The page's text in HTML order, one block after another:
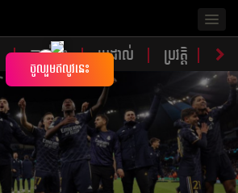
បាល់ទះ ប្រដាល់ ប្រវត្តិ​​ វិភា
×
ចូលរួមឥលូវនេះ